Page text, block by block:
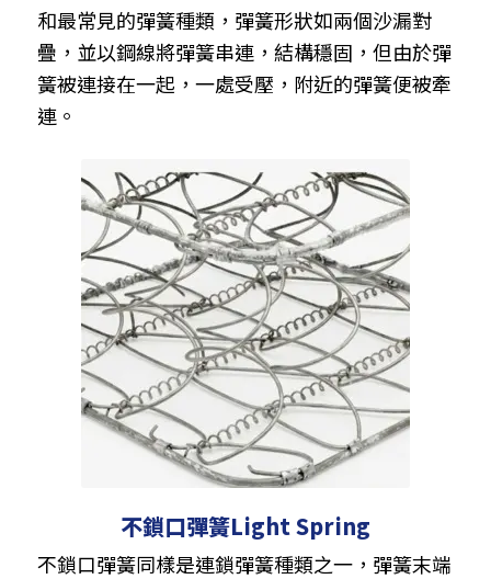
和最常見的彈簧種類，彈簧形狀如兩個沙漏對
疊，並以鋼線將彈簧串連，結構穩固，但由於彈
簧被連接在一起，一處受壓，附近的彈簧便被牽
連。
不鎖口彈簧Light Spring
不鎖口彈簧同樣是連鎖彈簧種類之一，彈簧末端